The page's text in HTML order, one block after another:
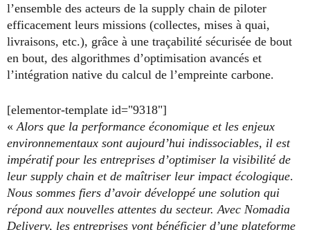
l’ensemble des acteurs de la supply chain de piloter
efficacement leurs missions (collectes, mises à quai,
livraisons, etc.), grâce à une traçabilité sécurisée de bout
en bout, des algorithmes d’optimisation avancés et
l’intégration native du calcul de l’empreinte carbone.
[elementor-template id="9318"]
«Alors que la performance économique et les enjeux
environnementaux sont aujourd’hui indissociables, il est
impératif pour les entreprises d’optimiser la visibilité de
leur supply chain et de maîtriser leur impact écologique.
Nous sommes fiers d’avoir développé une solution qui
répond aux nouvelles attentes du secteur. Avec Nomadia
Delivery, les entreprises vont bénéficier d’une plateforme